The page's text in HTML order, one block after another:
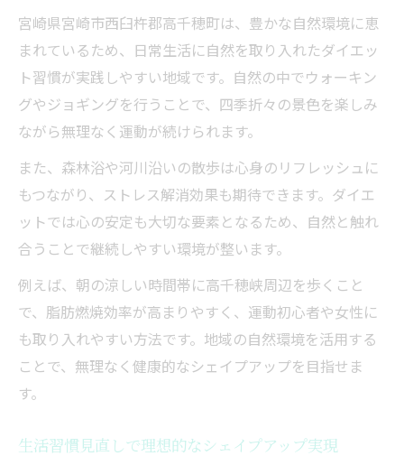
宮崎県宮崎市西臼杵郡高千穂町は、豊かな自然環境に恵
まれているため、日常生活に自然を取り入れたダイエッ
ト習慣が実践しやすい地域です。自然の中でウォーキン
グやジョギングを行うことで、四季折々の景色を楽しみ
ながら無理なく運動が続けられます。
また、森林浴や河川沿いの散歩は心身のリフレッシュに
もつながり、ストレス解消効果も期待できます。ダイエ
ットでは心の安定も大切な要素となるため、自然と触れ
合うことで継続しやすい環境が整います。
例えば、朝の涼しい時間帯に高千穂峡周辺を歩くこと
で、脂肪燃焼効率が高まりやすく、運動初心者や女性に
も取り入れやすい方法です。地域の自然環境を活用する
ことで、無理なく健康的なシェイプアップを目指せま
す。
生活習慣見直しで理想的なシェイプアップ実現